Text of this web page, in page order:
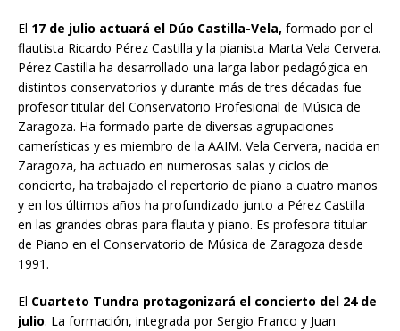
El 17 de julio actuará el Dúo Castilla-Vela, formado por el
flautista Ricardo Pérez Castilla y la pianista Marta Vela Cervera.
Pérez Castilla ha desarrollado una larga labor pedagógica en
distintos conservatorios y durante más de tres décadas fue
profesor titular del Conservatorio Profesional de Música de
Zaragoza. Ha formado parte de diversas agrupaciones
camerísticas y es miembro de la AAIM. Vela Cervera, nacida en
Zaragoza, ha actuado en numerosas salas y ciclos de
concierto, ha trabajado el repertorio de piano a cuatro manos
y en los últimos años ha profundizado junto a Pérez Castilla
en las grandes obras para flauta y piano. Es profesora titular
de Piano en el Conservatorio de Música de Zaragoza desde
1991.
El Cuarteto Tundra protagonizará el concierto del 24 de
julio. La formación, integrada por Sergio Franco y Juan